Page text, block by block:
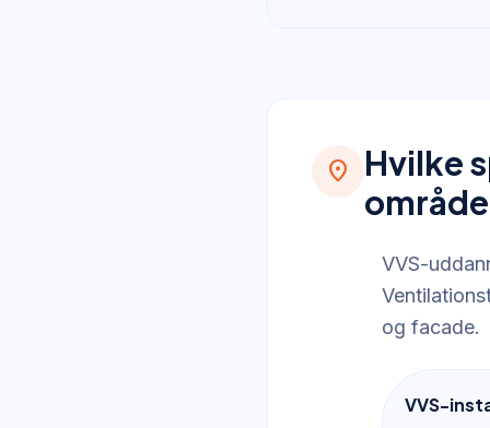
location_on
Hvilke
VVS-
og facade.
VVS-